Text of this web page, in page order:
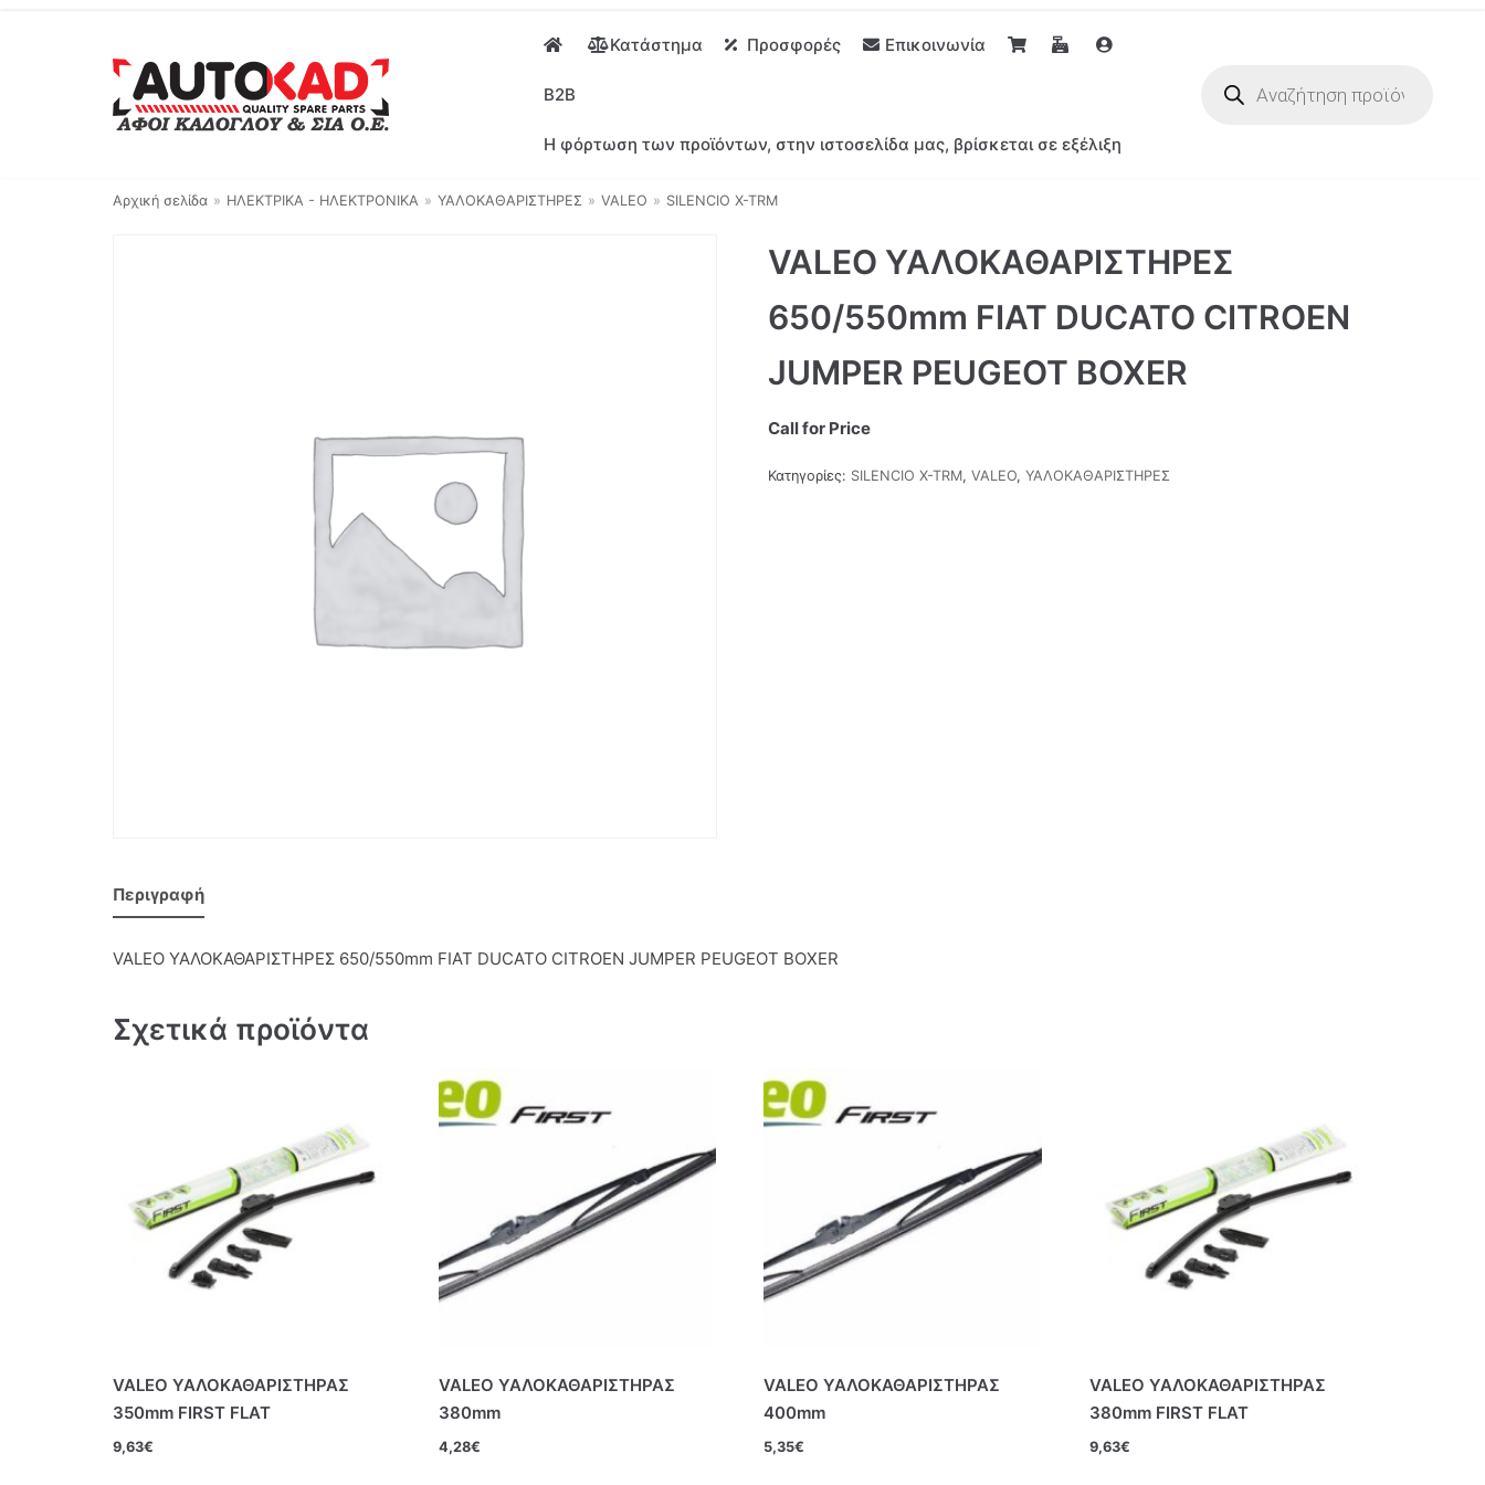
Κατάστημα Προσφορές Επικοινωνία
B2B
Η φόρτωση των προϊόντων, στην ιστοσελίδα μας, βρίσκεται σε εξέλιξη
Αρχική σελίδα » ΗΛΕΚΤΡΙΚΑ - ΗΛΕΚΤΡΟΝΙΚΑ » ΥΑΛΟΚΑΘΑΡΙΣΤΗΡΕΣ » VALEO » SILENCIO X-TRM
VALEO ΥΑΛΟΚΑΘΑΡΙΣΤΗΡΕΣ
650/550mm FIAT DUCATO CITROEN
JUMPER PEUGEOT BOXER
Call for Price
Κατηγορίες: SILENCIO X-TRM, VALEO, ΥΑΛΟΚΑΘΑΡΙΣΤΗΡΕΣ
Περιγραφή
VALEO ΥΑΛΟΚΑΘΑΡΙΣΤΗΡΕΣ 650/550mm FIAT DUCATO CITROEN JUMPER PEUGEOT BOXER
Σχετικά προϊόντα
VALEO ΥΑΛΟΚΑΘΑΡΙΣΤΗΡΑΣ
350mm FIRST FLAT
9,63€
VALEO ΥΑΛΟΚΑΘΑΡΙΣΤΗΡΑΣ
380mm
4,28€
VALEO ΥΑΛΟΚΑΘΑΡΙΣΤΗΡΑΣ
400mm
5,35€
VALEO ΥΑΛΟΚΑΘΑΡΙΣΤΗΡΑΣ
380mm FIRST FLAT
9,63€